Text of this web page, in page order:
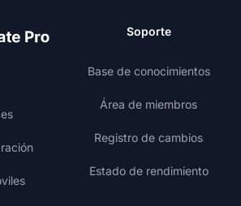
Soporte
Base de conocimientos
Área de miembros
Registro de cambios
Estado de rendimiento